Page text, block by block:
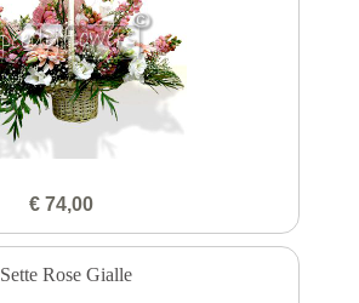
€ 74,00
Sette Rose Gialle